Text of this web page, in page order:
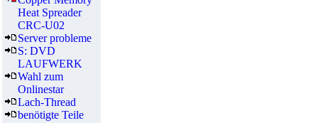
Heat Spreader
CRC-U02
Server probleme
S: DVD
LAUFWERK
Wahl zum
Onlinestar
Lach-Thread
benötigte Teile